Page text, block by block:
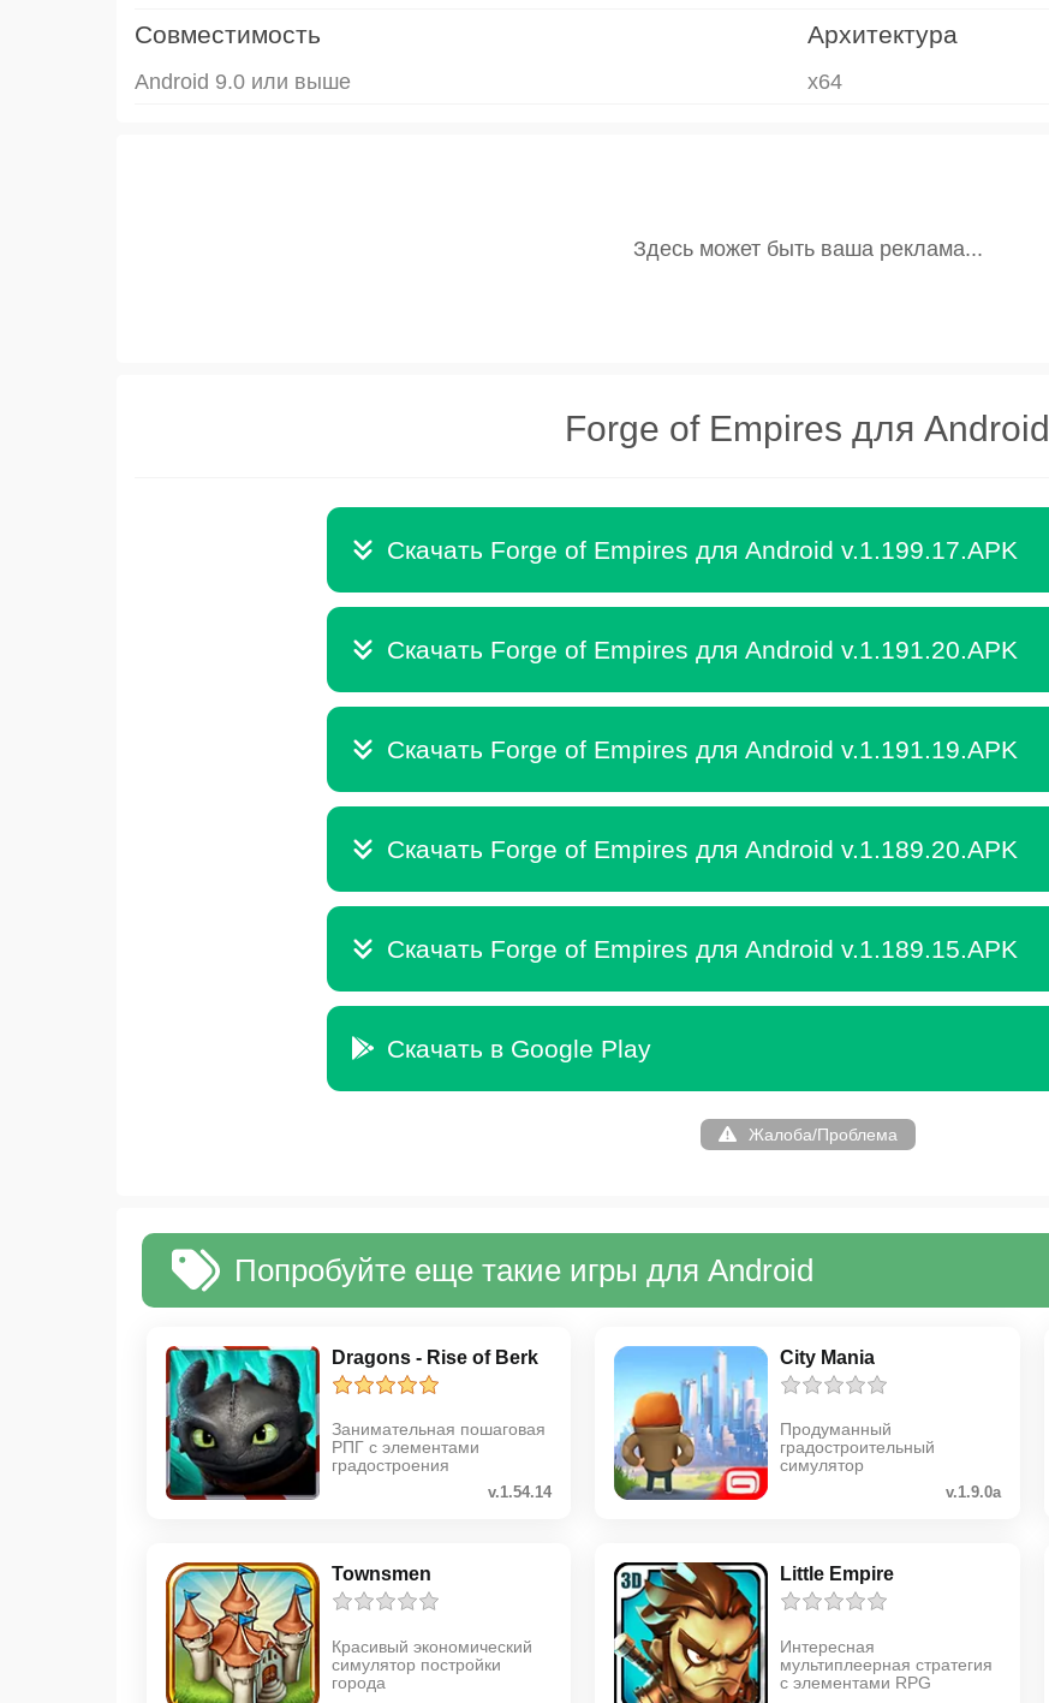
Совместимость
Android 9.0 или выше
Архитектура
x64
Forge of Empires для Android
Скачать Forge of Empires для Android v.1.199.17.APK
Скачать Forge of Empires для Android v.1.191.20.APK
Скачать Forge of Empires для Android v.1.191.19.APK
Скачать Forge of Empires для Android v.1.189.20.APK
Скачать Forge of Empires для Android v.1.189.15.APK
Скачать в Google Play
Жалоба/Проблема
Попробуйте еще такие игры для Android
Dragons - Rise of Berk
Занимательная пошаговая
РПГ с элементами
градостроения
v.1.54.14
City Mania
Продуманный
градостроительный
симулятор
v.1.9.0a
Townsmen
Красивый экономический
симулятор постройки
города
Little Empire
Интересная
мультиплеерная стратегия
с элементами RPG